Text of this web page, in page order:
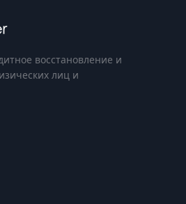
восстановление и
лиц и